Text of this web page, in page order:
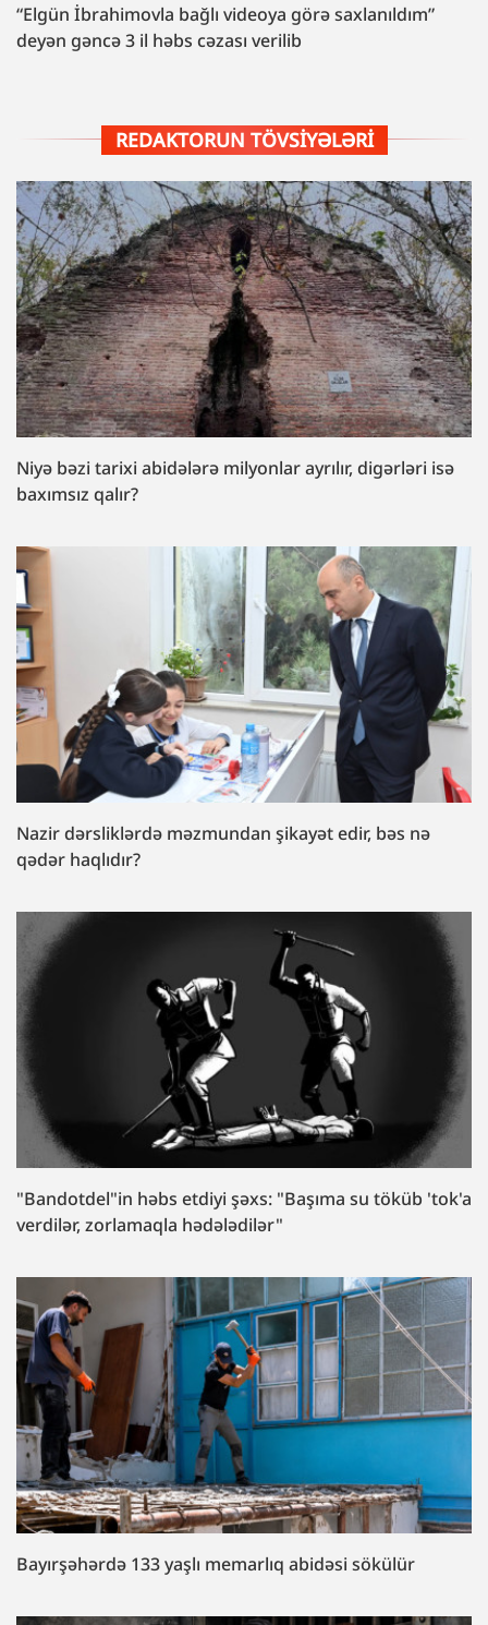
“Elgün İbrahimovla bağlı videoya görə saxlanıldım”
deyən gəncə 3 il həbs cəzası verilib
REDAKTORUN TÖVSIYƏLƏRI
Niyə bəzi tarixi abidələrə milyonlar ayrılır, digərləri isə
baxımsız qalır?
Nazir dərsliklərdə məzmundan şikayət edir, bəs nə
qədər haqlıdır?
"Bandotdel"in həbs etdiyi şəxs: "Başıma su töküb 'tok'a
verdilər, zorlamaqla hədələdilər"
Bayırşəhərdə 133 yaşlı memarlıq abidəsi sökülür